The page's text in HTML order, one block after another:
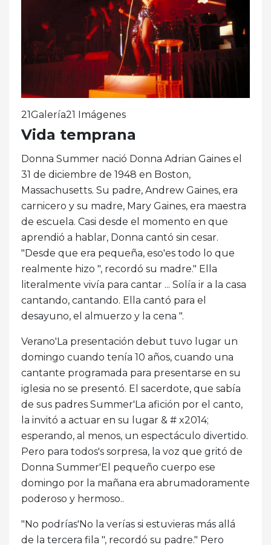
21Galería21 Imágenes
Vida temprana
Donna Summer nació Donna Adrian Gaines el
31 de diciembre de 1948 en Boston,
Massachusetts. Su padre, Andrew Gaines, era
carnicero y su madre, Mary Gaines, era maestra
de escuela. Casi desde el momento en que
aprendió a hablar, Donna cantó sin cesar.
"Desde que era pequeña, eso'es todo lo que
realmente hizo ", recordó su madre." Ella
literalmente vivía para cantar ... Solía ​​ir a la casa
cantando, cantando. Ella cantó para el
desayuno, el almuerzo y la cena ".
Verano'La presentación debut tuvo lugar un
domingo cuando tenía 10 años, cuando una
cantante programada para presentarse en su
iglesia no se presentó. El sacerdote, que sabía
de sus padres Summer'La afición por el canto,
la invitó a actuar en su lugar & # x2014;
esperando, al menos, un espectáculo divertido.
Pero para todos's sorpresa, la voz que gritó de
Donna Summer'El pequeño cuerpo ese
domingo por la mañana era abrumadoramente
poderoso y hermoso..
"No podrías'No la verías si estuvieras más allá
de la tercera fila ", recordó su padre." Pero